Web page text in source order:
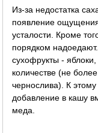
Из-за недостатка
появление
усталости. Кроме
порядком
сухофрукты -
количестве (не
чернослива). К
добавление в кашу
меда.